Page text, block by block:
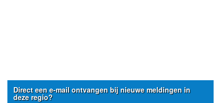
Direct een e-mail ontvangen bij nieuwe meldingen in
deze regio?